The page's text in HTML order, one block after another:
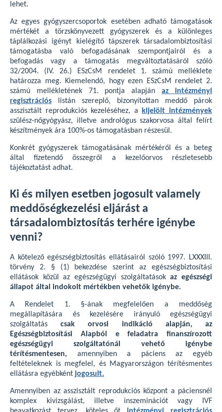
lehet.
Az egyes gyógyszercsoportok esetében adható támogatások
mértékét a törzskönyvezett gyógyszerek és a különleges
táplálkozási igényt kielégítő tápszerek társadalombiztosítási
támogatásba való befogadásának szempontjairól és a
befogadás vagy a támogatás megváltoztatásáról szóló
32/2004. (IV. 26.) ESzCsM rendelet 1. számú melléklete
határozza meg. Kiemelendő, hogy ezen ESzCsM rendelet 2.
számú mellékletének 71. pontja alapjánaz intézményi
regisztrációs listán szereplő, bizonyítottan meddő párok
asszisztált reprodukciós kezeléséhez, a kijelölt intézmények
szülész-nőgyógyász, illetve andrológus szakorvosa által felírt
készítmények ára 100%-os támogatásban részesül.
Konkrét gyógyszerek támogatásának mértékéről és a beteg
által fizetendő összegről a kezelőorvos részletesebb
tájékoztatást adhat.
Ki és milyen esetben jogosult valamely
meddőségkezelési eljárást a
társadalombiztosítás terhére igénybe
venni?
A kötelező egészségbiztosítás ellátásairól szóló 1997. LXXXIII.
törvény 2. § (1) bekezdése szerint az egészségbiztosítási
ellátások közül az egészségügyi szolgáltatásokaz egészségi
állapot által indokolt mértékben vehetők igénybe.
A Rendelet 1. §-ának megfelelően a meddőség
megállapítására és kezelésére irányuló egészségügyi
szolgáltatáscsak orvosi indikáció alapján, az
Egészségbiztosítási Alapból e feladatra finanszírozott
egészségügyi szolgáltatónál vehető igénybe
térítésmentesen, amennyiben a páciens az egyéb
feltételeknek is megfelel, és Magyarországon térítésmentes
ellátásra egyébként jogosult.
Amennyiben az asszisztált reprodukciós központ a páciensnél
komplex kivizsgálást, illetve inszeminációt vagy IVF